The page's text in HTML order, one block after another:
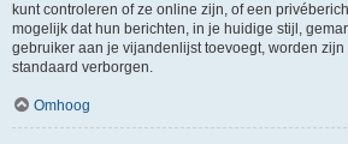
kunt controleren of ze online zijn, of een
mogelijk dat hun berichten, in je huidige stijl,
gebruiker aan je vijandenlijst toevoegt, worden zijn
standaard verborgen.
Omhoog